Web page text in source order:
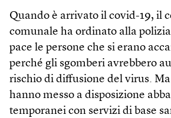
Quando è arrivato il covid-19, il
comunale ha ordinato alla
pace le persone che si erano
perché gli sgomberi avrebbero
rischio di diffusione del virus.
hanno messo a disposizione
temporanei con servizi di base